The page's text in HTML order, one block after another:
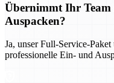
Übernimmt Ihr Team
Auspacken?
Ja, unser Full-Service-
professionelle Ein- und